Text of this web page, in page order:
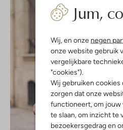
Jum,
Wij, en onze negen
onze website gebruik
vergelijkbare
"cookies").
Wij gebruiken cookies
zorgen dat onze
functioneert, om jouw
te slaan, om inzicht te
bezoekersgedrag en